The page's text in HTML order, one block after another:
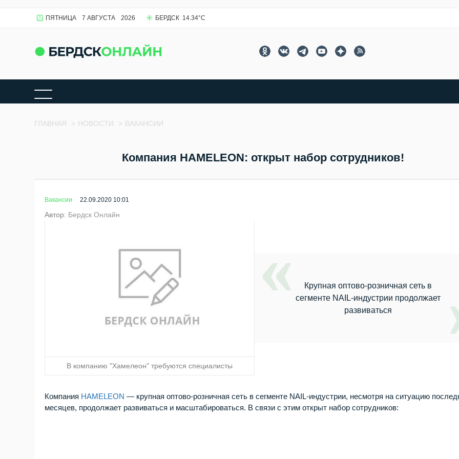
ПЯТНИЦА 7 АВГУСТА 2026 БЕРДСК 14.34°C
ГЛАВНАЯ > НОВОСТИ > ВАКАНСИИ
Компания HAMELEON: открыт набор сотрудников!
Вакансии 22.09.2020 10:01
Автор: Бердск Онлайн
В компанию "Хамелеон" требуются специалисты
Крупная оптово-розничная сеть в
сегменте NAIL-индустрии продолжает
развиваться
Компания HAMELEON — крупная оптово-розничная сеть в сегменте NAIL-индустрии, несмотря на ситуацию
месяцев, продолжает развиваться и масштабироваться. В связи с этим открыт набор сотрудников: